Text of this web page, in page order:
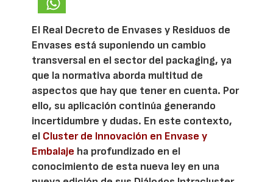
El Real Decreto de Envases y Residuos de
Envases está suponiendo un cambio
transversal en el sector del packaging, ya
que la normativa aborda multitud de
aspectos que hay que tener en cuenta. Por
ello, su aplicación continúa generando
incertidumbre y dudas. En este contexto,
el Cluster de Innovación en Envase y
Embalaje ha profundizado en el
conocimiento de esta nueva ley en una